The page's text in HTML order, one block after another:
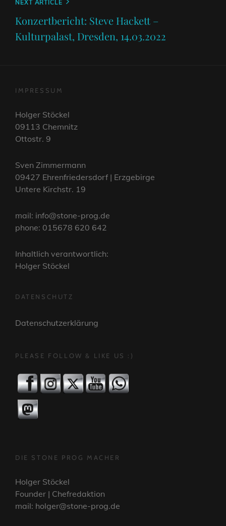
Next
NEXT ARTICLE
Konzertbericht: Steve Hackett –
Kulturpalast, Dresden, 14.03.2022
IMPRESSUM
Holger Stöckel
09113 Chemnitz
Ottostr. 9
Sven Zimmermann
09427 Ehrenfriedersdorf | Erzgebirge
Untere Kirchstr. 19
mail: info@stone-prog.de
phone: 015678 620 642
Inhaltlich verantwortlich:
Holger Stöckel
DATENSCHUTZ
Datenschutzerklärung
PLEASE FOLLOW & LIKE US :)
DIE STONE PROG MACHER
Holger Stöckel
Founder | Chefredaktion
mail: holger@stone-prog.de